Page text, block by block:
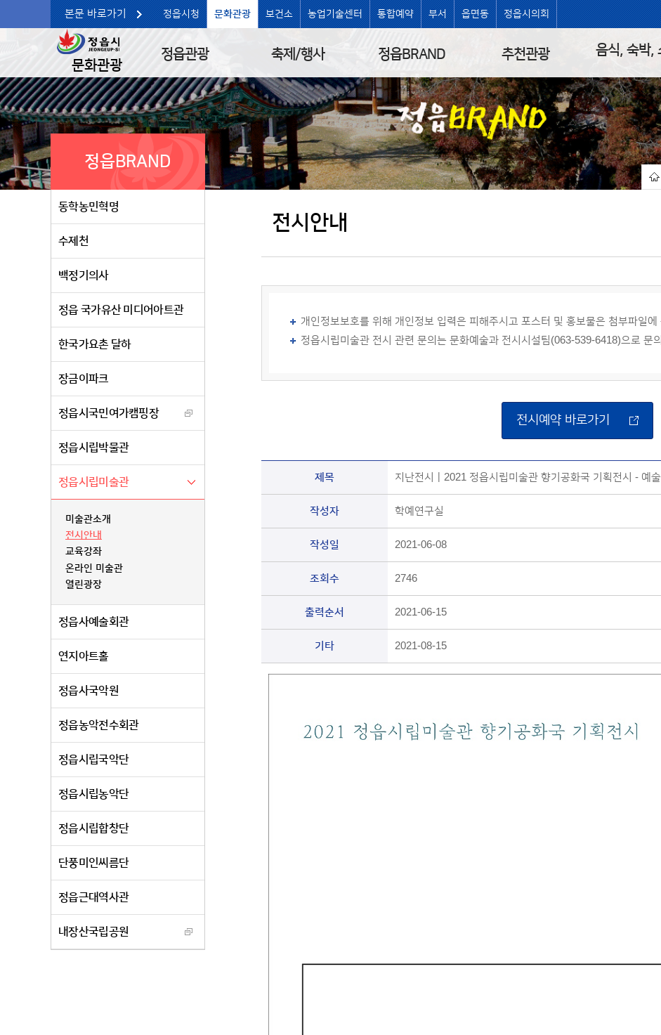
본문 바로가기 정읍시청 문화관광 보건소 농업기술센터 통합예약 부서 읍면동 정읍시의회
문화관광
정읍관광 축제/행사 정읍BRAND 추천관광 음식, 숙박,
정읍BRAND
동학농민혁명
수제천
백정기의사
정읍 국가유산 미디어아트관
한국가요촌 달하
장금이파크
정읍시국민여가캠핑장
정읍시립박물관
정읍시립미술관
미술관소개
전시안내
교육강좌
온라인 미술관
열린광장
정읍사예술회관
연지아트홀
정읍사국악원
정읍농악전수회관
정읍시립국악단
정읍시립농악단
정읍시립합창단
단풍미인씨름단
정읍근대역사관
내장산국립공원
전시안내
개인정보보호를 위해 개인정보 입력은 피해주시고 포스터 및 홍보물은 첨부파일에
정읍시립미술관 전시 관련 문의는 문화예술과 전시시설팀(063-539-6418)으로 문
전시예약 바로가기
제목 지난전시ㅣ2021 정읍시립미술관 향기공화국 기획전시 - 예
작성자 학예연구실
작성일 2021-06-08
조회수 2746
출력순서 2021-06-15
기타 2021-08-15